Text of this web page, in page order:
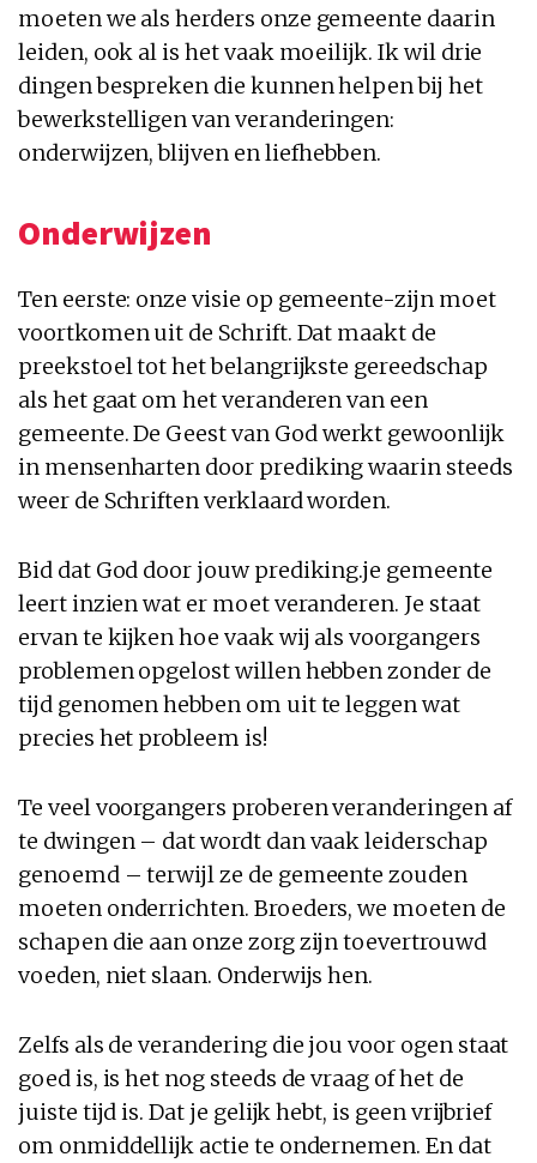
moeten we als herders onze gemeente daarin
leiden, ook al is het vaak moeilijk. Ik wil drie
dingen bespreken die kunnen helpen bij het
bewerkstelligen van veranderingen:
onderwijzen, blijven en liefhebben.
Onderwijzen
Ten eerste: onze visie op gemeente-zijn moet
voortkomen uit de Schrift. Dat maakt de
preekstoel tot het belangrijkste gereedschap
als het gaat om het veranderen van een
gemeente. De Geest van God werkt gewoonlijk
in mensenharten door prediking waarin steeds
weer de Schriften verklaard worden.
Bid dat God door jouw prediking.je gemeente
leert inzien wat er moet veranderen. Je staat
ervan te kijken hoe vaak wij als voorgangers
problemen opgelost willen hebben zonder de
tijd genomen hebben om uit te leggen wat
precies het probleem is!
Te veel voorgangers proberen veranderingen af
te dwingen – dat wordt dan vaak leiderschap
genoemd – terwijl ze de gemeente zouden
moeten onderrichten. Broeders, we moeten de
schapen die aan onze zorg zijn toevertrouwd
voeden, niet slaan. Onderwijs hen.
Zelfs als de verandering die jou voor ogen staat
goed is, is het nog steeds de vraag of het de
juiste tijd is. Dat je gelijk hebt, is geen vrijbrief
om onmiddellijk actie te ondernemen. En dat